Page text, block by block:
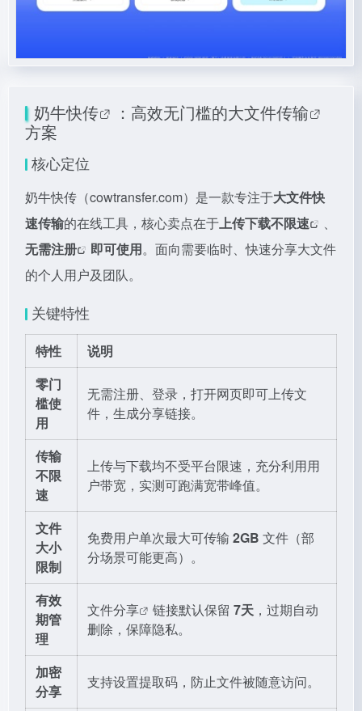
奶牛快传 ：高效无门槛的大文件传输
方案
核心定位
奶牛快传（cowtransfer.com）是一款专注于大文件快
速传输的在线工具，核心卖点在于上传下载不限速
、
无需注册
即可使用。面向需要临时、快速分享大文件
的个人用户及团队。
关键特性
特性
说明
零门
槛使
用
无需注册、登录，打开网页即可上传文
件，生成分享链接。
传输
不限
速
上传与下载均不受平台限速，充分利用用
户带宽，实测可跑满宽带峰值。
文件
大小
限制
免费用户单次最大可传输 2GB 文件（部
分场景可能更高）。
有效
期管
理
文件分享 链接默认保留 7天 ，过期自动
删除，保障隐私。
加密
分享
支持设置提取码，防止文件被随意访问。